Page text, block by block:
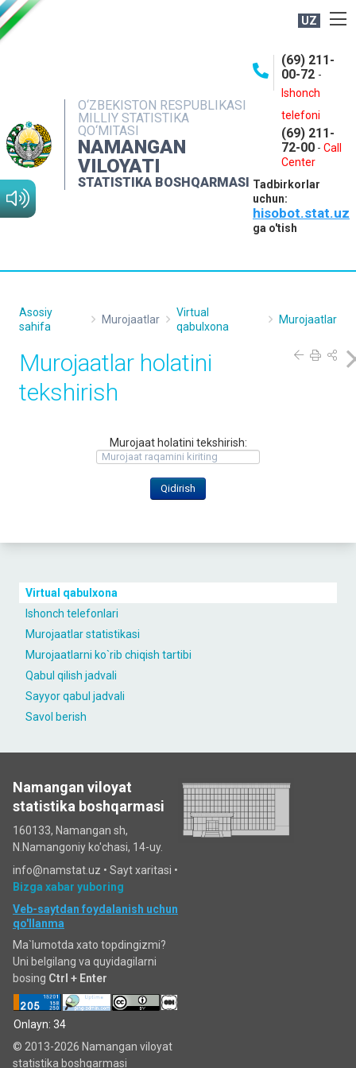
UZ
O‘ZBEKISTON RESPUBLIKASI
MILLIY STATISTIKA
QO‘MITASI
NAMANGAN
VILOYATI
STATISTIKA BOSHQARMASI
(69) 211-
00-72 -
Ishonch
telefoni
(69) 211-
72-00 - Call
Center
Tadbirkorlar
uchun:
hisobot.stat.uz
ga o'tish
NASHRLAR
INTERAKTIV XIZMATLAR
MATBUOT XIZMATI
MUROJAATLAR
Virtual qabulxona
Ishonch telefonlari
Murojaatlar statistikasi
Murojaatlarni ko`rib chiqish tartibi
Qabul qilish jadvali
Sayyor qabul jadvali
Savol berish
Asosiy
sahifa
Murojaatlar
Virtual
qabulxona
Murojaatlar
Murojaatlar holatini
tekshirish
Murojaat holatini tekshirish:
Namangan viloyat
statistika boshqarmasi
160133, Namangan sh,
N.Namangoniy ko'chasi, 14-uy.
info@namstat.uz • Sayt xaritasi •
Bizga xabar yuboring
Veb-saytdan foydalanish uchun
qo'llanma
Ma`lumotda xato topdingizmi?
Uni belgilang va quyidagilarni
bosing Ctrl + Enter
Onlayn: 34
© 2013-2026 Namangan viloyat
statistika boshqarmasi